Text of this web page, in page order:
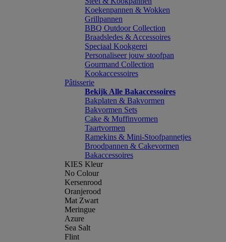
Koekenpannen & Wokken
Grillpannen
BBQ Outdoor Collection
Braadsledes & Accessoires
Speciaal Kookgerei
Personaliseer jouw stoofpan
Gourmand Collection
Kookaccessoires
Pâtisserie
Bekijk Alle Bakaccessoires
Bakplaten & Bakvormen
Bakvormen Sets
Cake & Muffinvormen
Taartvormen
Ramekins & Mini-Stoofpannetjes
Broodpannen & Cakevormen
Bakaccessoires
KIES Kleur
No Colour
Kersenrood
Oranjerood
Mat Zwart
Meringue
Azure
Sea Salt
Flint